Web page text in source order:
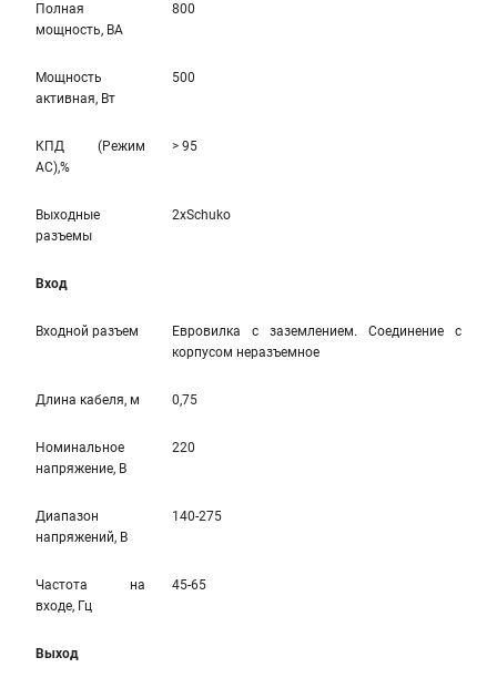
Полная
мощность, ВА
800
Мощность
активная, Вт
500
КПД (Режим
AC),%
> 95
Выходные
разъемы
2xSchuko
Вход
Входной разъем
Евровилка с заземлением. Соединение с
корпусом неразъемное
Длина кабеля, м 0,75
Номинальное
напряжение, В
220
Диапазон
напряжений, В
140-275
Частота на
входе, Гц
45-65
Выход